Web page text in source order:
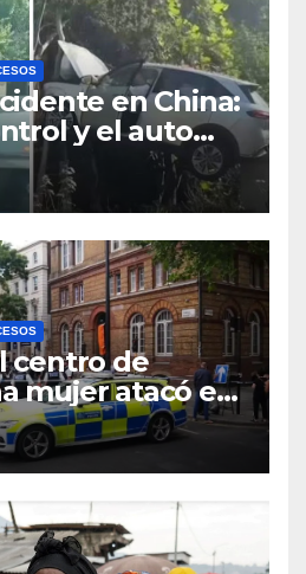
en China:
y el auto
en un
centro de
mujer atacó e
tijeras a cuatro